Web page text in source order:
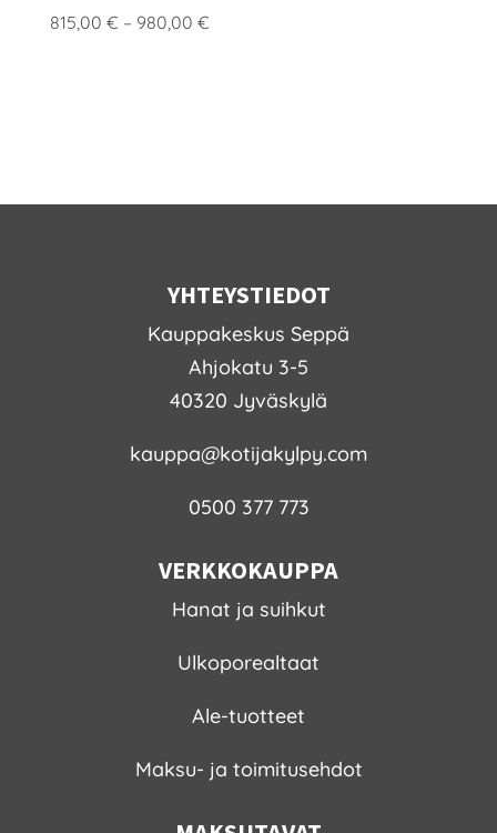
815,00 € – 980,00 €Hintaluokka:
YHTEYSTIEDOT
Kauppakeskus Seppä
Ahjokatu 3-5
40320 Jyväskylä
kauppa@kotijakylpy.com
0500 377 773
VERKKOKAUPPA
Hanat ja suihkut
Ulkoporealtaat
Ale-tuotteet
Maksu- ja toimitusehdot